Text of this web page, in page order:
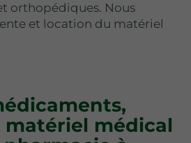
orthopédiques. Nous
et location du matériel
médical